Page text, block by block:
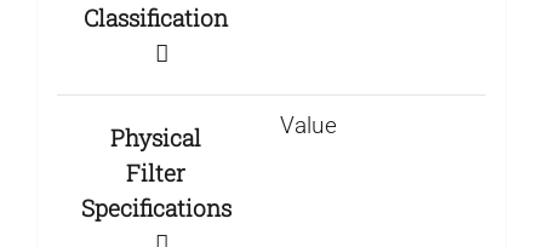
Classification
Physical
Filter
Specifications
Value